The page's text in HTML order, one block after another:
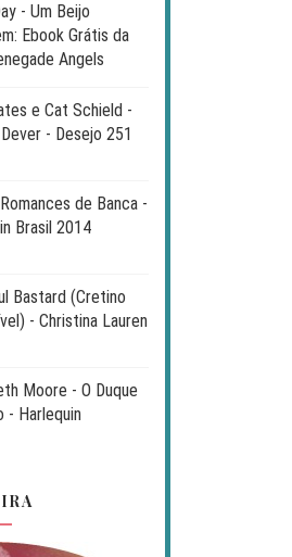
- Um Beijo
Ebook Grátis da
Angels
e Cat Schield -
- Desejo 251
de Banca -
Brasil 2014
Bastard (Cretino
- Christina Lauren
Moore - O Duque
- Harlequin